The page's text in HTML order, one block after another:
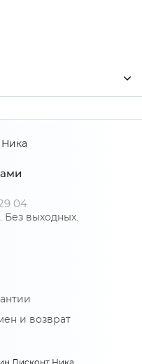
04
Без выходных.
и возврат